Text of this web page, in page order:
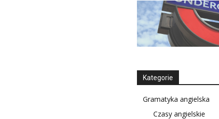
Kategorie
Gramatyka angielska
Czasy angielskie